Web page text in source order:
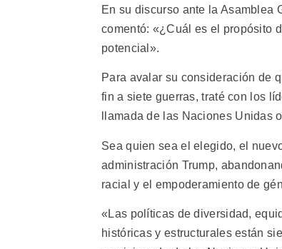
En su discurso ante la Asamblea
comentó: «¿Cuál es el propósito
potencial».
Para avalar su consideración de
fin a siete guerras, traté con los
llamada de las Naciones Unidas
Sea quien sea el elegido, el
administración Trump,
racial y el empoderamiento de
«Las políticas de diversidad,
históricas y estructurales están